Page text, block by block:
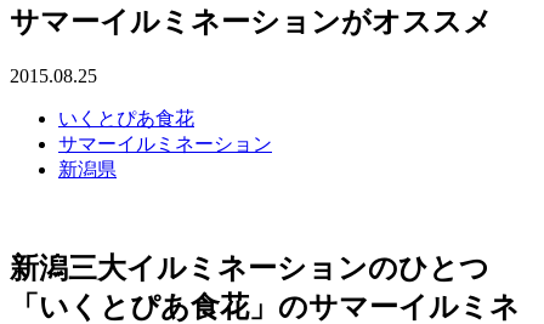
サマーイルミネーションがオススメ
2015.08.25
いくとぴあ食花
サマーイルミネーション
新潟県
新潟三大イルミネーションのひとつ
「いくとぴあ食花」のサマーイルミネ